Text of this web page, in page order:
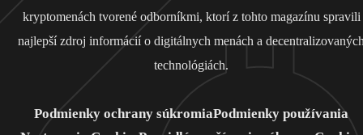
kryptomenách tvorené odborníkmi, ktorí z tohto magazínu spravili
najlepší zdroj informácií o digitálnych menách a
technológiách.
Podmienky ochrany súkromiaPodmienky používania